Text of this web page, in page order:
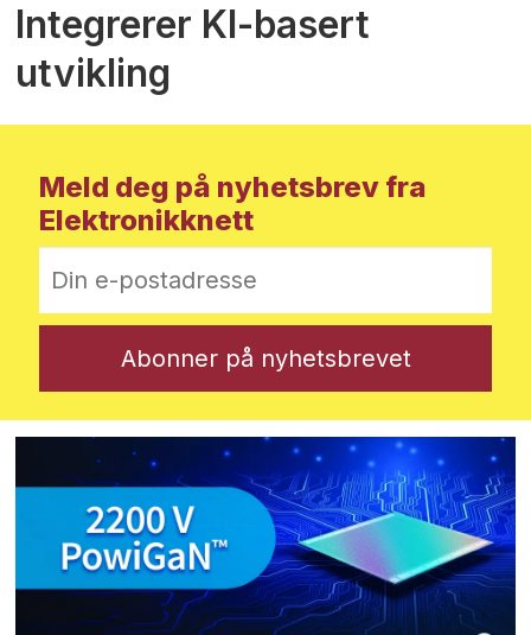
Integrerer KI-basert
utvikling
Meld deg på nyhetsbrev fra
Elektronikknett